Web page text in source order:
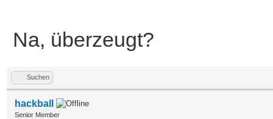
;setting up a
;usefull for
SetRast_*rp,pen !!)
Na, überzeugt?
Suchen
hackball
Senior Member